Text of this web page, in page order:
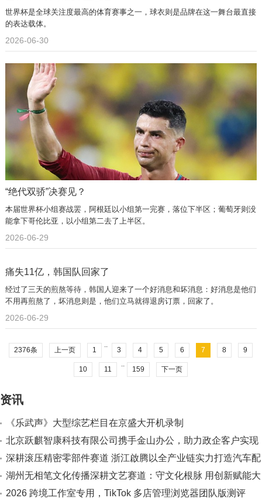
世界杯是全球关注度最高的体育赛事之一，球衣则是品牌在这一舞台最直接
的表达载体。
2026-06-30
“绝代双骄”决赛见？
本届世界杯小组赛战罢，阿根廷以小组第一完赛，落位下半区；葡萄牙则没
能拿下哥伦比亚，以小组第二去了上半区。
2026-06-29
痛失11亿，韩国队回家了
经过了三天的煎熬等待，韩国人迎来了一个好消息和坏消息：好消息是他们
不用再煎熬了，坏消息则是，他们立马就得退房订票，回家了。
2026-06-29
2376条 上一页 1
..
3 4 5 6 7 8 9
10 11
..
159 下一页
资讯
《乐武声》大型综艺栏目在京盛大开机录制
北京跃麒智康科技有限公司携手金山办公，助力政企客户实现
办公软件国产化替代
深耕滚压精密零部件赛道 浙江啟腾以全产业链实力打造汽车配
套标杆
湖州无相笔文化传播深耕文艺赛道：守文化根脉 用创新赋能大
众美育
2026 跨境工作室专用，TikTok 多店管理浏览器团队版测评